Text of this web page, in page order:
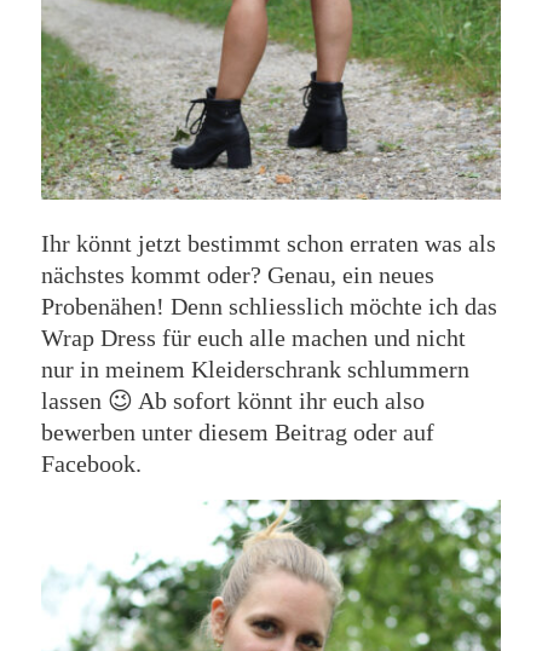
Ihr könnt jetzt bestimmt schon erraten was als
nächstes kommt oder? Genau, ein neues
Probenähen! Denn schliesslich möchte ich das
Wrap Dress für euch alle machen und nicht
nur in meinem Kleiderschrank schlummern
lassen 😉 Ab sofort könnt ihr euch also
bewerben unter diesem Beitrag oder auf
Facebook.